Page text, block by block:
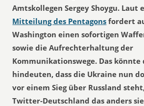
Amtskollegen Sergey Shoygu. Laut
Mitteilung des Pentagons fordert
Washington einen sofortigen
sowie die Aufrechterhaltung der
Kommunikationswege. Das könnte
hindeuten, dass die Ukraine nun
vor einem Sieg über Russland
Twitter-Deutschland das anders